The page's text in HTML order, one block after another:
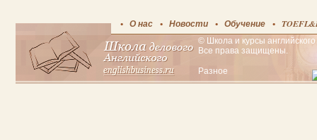
О нас Новости Обучение
© Школа и курсы
Все права защищены.
Разное